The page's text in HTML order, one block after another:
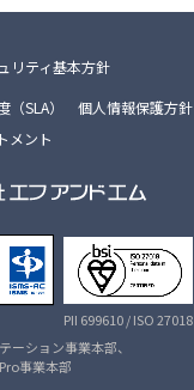
リティ基本方針
SLA）
個人情報保護方針
メント
PII 699610 / ISO 27018
ーション事業本部、
事業本部